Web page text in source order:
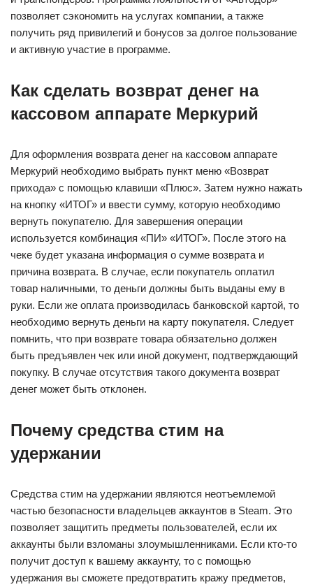
позволяет сэкономить на услугах компании, а также
получить ряд привилегий и бонусов за долгое пользование
и активную участие в программе.
Как сделать возврат денег на
кассовом аппарате Меркурий
Для оформления возврата денег на кассовом аппарате
Меркурий необходимо выбрать пункт меню «Возврат
прихода» с помощью клавиши «Плюс». Затем нужно нажать
на кнопку «ИТОГ» и ввести сумму, которую необходимо
вернуть покупателю. Для завершения операции
используется комбинация «ПИ» «ИТОГ». После этого на
чеке будет указана информация о сумме возврата и
причина возврата. В случае, если покупатель оплатил
товар наличными, то деньги должны быть выданы ему в
руки. Если же оплата производилась банковской картой, то
необходимо вернуть деньги на карту покупателя. Следует
помнить, что при возврате товара обязательно должен
быть предъявлен чек или иной документ, подтверждающий
покупку. В случае отсутствия такого документа возврат
денег может быть отклонен.
Почему средства стим на
удержании
Средства стим на удержании являются неотъемлемой
частью безопасности владельцев аккаунтов в Steam. Это
позволяет защитить предметы пользователей, если их
аккаунты были взломаны злоумышленниками. Если кто-то
получит доступ к вашему аккаунту, то с помощью
удержания вы сможете предотвратить кражу предметов,